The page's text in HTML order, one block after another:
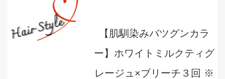
【肌馴染みバツグンカラ
ー】ホワイトミルクティグ
レージュ×ブリーチ３回 ※